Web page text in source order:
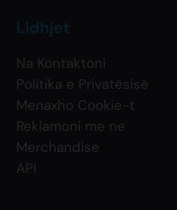
Lidhjet
Na Kontaktoni
Politika e Privatësisë
Menaxho Cookie-t
Reklamoni me ne
Merchandise
API